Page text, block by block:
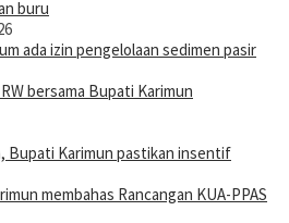
ada izin pengelolaan sedimen pasir
Bupati Karimun pastikan insentif